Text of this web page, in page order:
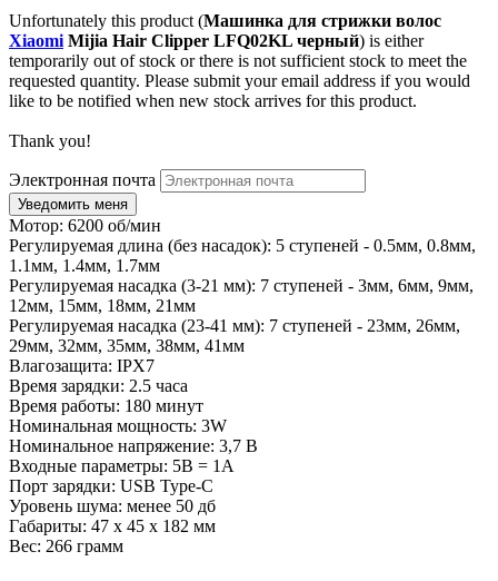
Unfortunately this product (Машинка для стрижки волос
Xiaomi Mijia Hair Clipper LFQ02KL черный) is either
temporarily out of stock or there is not sufficient stock to meet the
requested quantity. Please submit your email address if you would
like to be notified when new stock arrives for this product.
Thank you!
Электронная почта
Мотор: 6200 об/мин
Регулируемая длина (без насадок): 5 ступеней - 0.5мм, 0.8мм,
1.1мм, 1.4мм, 1.7мм
Регулируемая насадка (3-21 мм): 7 ступеней - 3мм, 6мм, 9мм,
12мм, 15мм, 18мм, 21мм
Регулируемая насадка (23-41 мм): 7 ступеней - 23мм, 26мм,
29мм, 32мм, 35мм, 38мм, 41мм
Влагозащита: IPX7
Время зарядки: 2.5 часа
Время работы: 180 минут
Номинальная мощность: 3W
Номинальное напряжение: 3,7 В
Входные параметры: 5В = 1А
Порт зарядки: USB Type-C
Уровень шума: менее 50 дб
Габариты: 47 х 45 х 182 мм
Вес: 266 грамм